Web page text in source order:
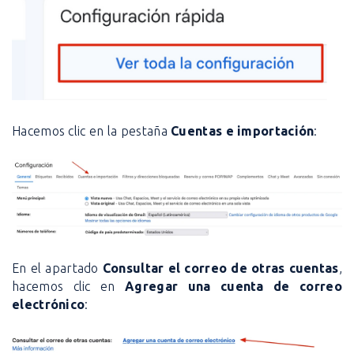
Hacemos clic en la pestaña Cuentas e importación:
En el apartado Consultar el correo de otras cuentas,
hacemos clic enAgregar una cuenta de correo
electrónico: